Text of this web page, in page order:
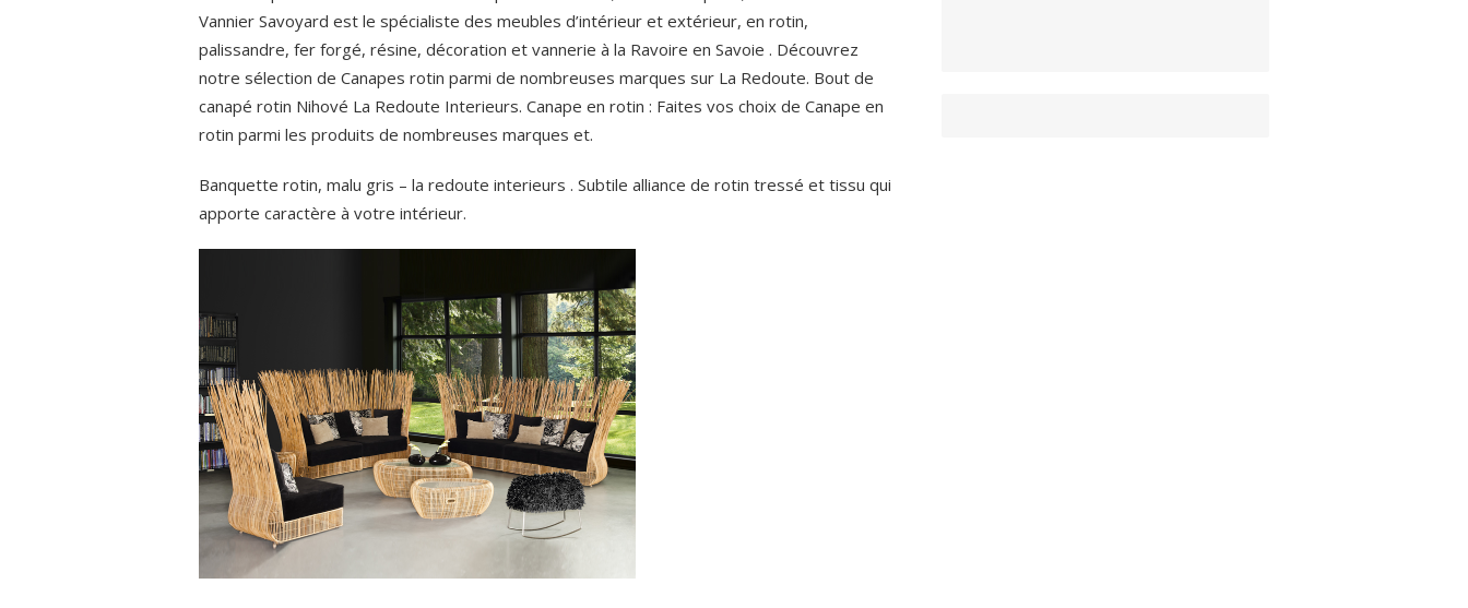
Vannier Savoyard est le spécialiste des meubles d’intérieur et extérieur, en rotin,
palissandre, fer forgé, résine, décoration et vannerie à la Ravoire en Savoie . Découvrez
notre sélection de Canapes rotin parmi de nombreuses marques sur La Redoute. Bout de
canapé rotin Nihové La Redoute Interieurs. Canape en rotin : Faites vos choix de Canape en
rotin parmi les produits de nombreuses marques et.
Banquette rotin, malu gris – la redoute interieurs . Subtile alliance de rotin tressé et tissu qui
apporte caractère à votre intérieur.